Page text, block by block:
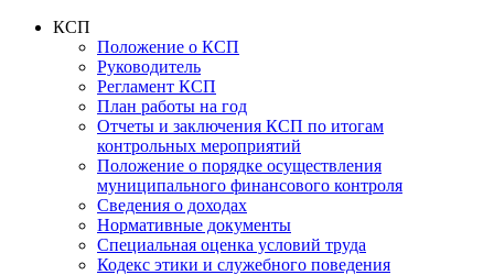
КСП
Положение о КСП
Руководитель
Регламент КСП
План работы на год
Отчеты и заключения КСП по итогам
контрольных мероприятий
Положение о порядке осуществления
муниципального финансового контроля
Сведения о доходах
Нормативные документы
Специальная оценка условий труда
Кодекс этики и служебного поведения